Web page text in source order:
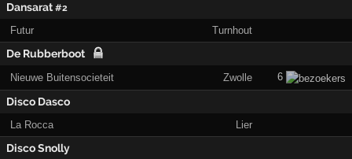
Dansarat#2
Futur Turnhout
De Rubberboot
Nieuwe Buitensocieteit Zwolle 6
Disco Dasco
La Rocca Lier
Disco Snolly